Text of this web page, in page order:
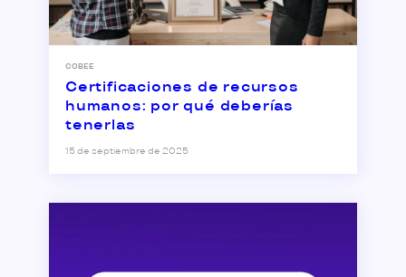
COBEE
Certificaciones de recursos
humanos: por qué deberías
tenerlas
15 de septiembre de 2025